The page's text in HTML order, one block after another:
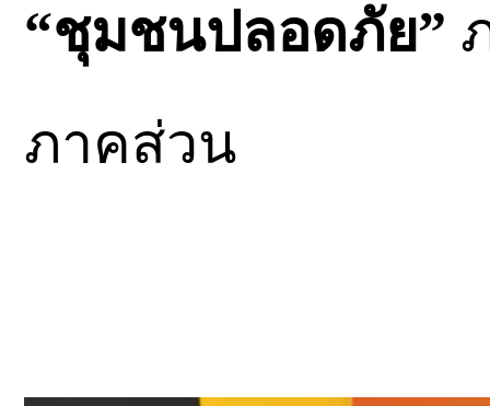
“ชุมชนปลอดภัย”
ภาคส่วน